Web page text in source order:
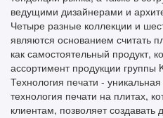
ведущими дизайнерами и
Четыре разные коллекции и
являются основанием считать
как самостоятельный продукт,
ассортимент продукции группы
Технология печати -
технология печати на плитах,
клиентам, позволяет создавать